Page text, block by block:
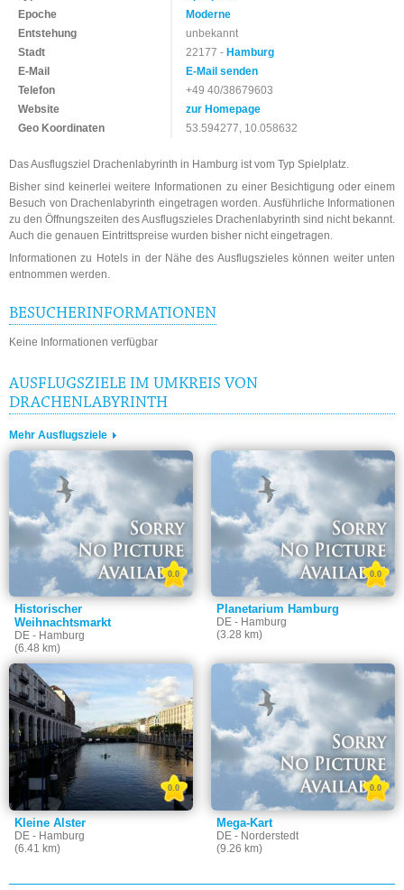
Epoche
Moderne
Entstehung
unbekannt
Stadt
22177 - Hamburg
E-Mail
E-Mail senden
Telefon
+49 40/38679603
Website
zur Homepage
Geo Koordinaten
53.594277, 10.058632
Das Ausflugsziel Drachenlabyrinth in Hamburg ist vom Typ Spielplatz.
Bisher sind keinerlei weitere Informationen zu einer Besichtigung oder einem
Besuch von Drachenlabyrinth eingetragen worden. Ausführliche Informationen
zu den Öffnungszeiten des Ausflugszieles Drachenlabyrinth sind nicht bekannt.
Auch die genauen Eintrittspreise wurden bisher nicht eingetragen.
Informationen zu Hotels in der Nähe des Ausflugszieles können weiter unten
entnommen werden.
BESUCHERINFORMATIONEN
Keine Informationen verfügbar
AUSFLUGSZIELE IM UMKREIS VON
DRACHENLABYRINTH
Mehr Ausflugsziele
Historischer
Weihnachtsmarkt
DE - Hamburg
(6.48 km)
0.0
Planetarium Hamburg
DE - Hamburg
(3.28 km)
0.0
Kleine Alster
DE - Hamburg
(6.41 km)
0.0
Mega-Kart
DE - Norderstedt
(9.26 km)
0.0